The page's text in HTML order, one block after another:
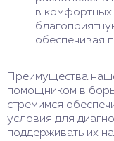
в комфортных
обеспечивая
Преимущества
помощником в
стремимся
условия для
поддерживать их